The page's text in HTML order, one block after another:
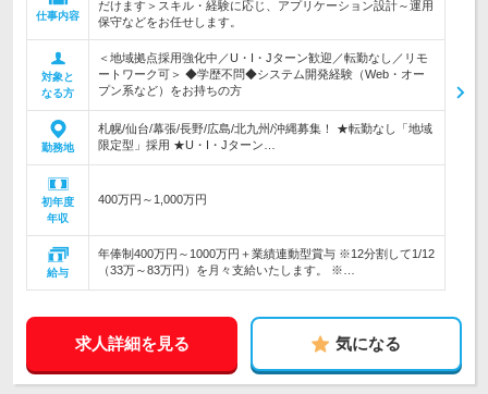
仕事内容
だけます＞スキル・経験に応じ、アプリケーション設計～運用
保守などをお任せします。
対象と
なる方
＜地域拠点採用強化中／U・I・Jターン歓迎／転勤なし／リモ
ートワーク可＞ ◆学歴不問◆システム開発経験（Web・オー
プン系など）をお持ちの方
勤務地
札幌/仙台/幕張/長野/広島/北九州/沖縄募集！ ★転勤なし「地域
限定型」採用 ★U・I・Jターン…
初年度
年収
400万円～1,000万円
給与
年俸制400万円～1000万円＋業績連動型賞与 ※12分割して1/12
（33万～83万円）を月々支給いたします。 ※…
求人詳細を見る 気になる